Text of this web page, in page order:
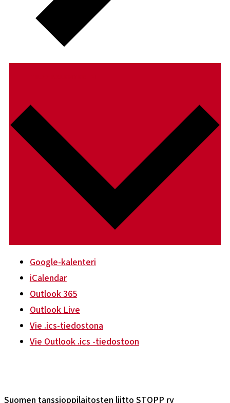
Google-kalenteri
iCalendar
Outlook 365
Outlook Live
Vie .ics-tiedostona
Vie Outlook .ics -tiedostoon
Suomen tanssioppilaitosten liitto STOPP ry